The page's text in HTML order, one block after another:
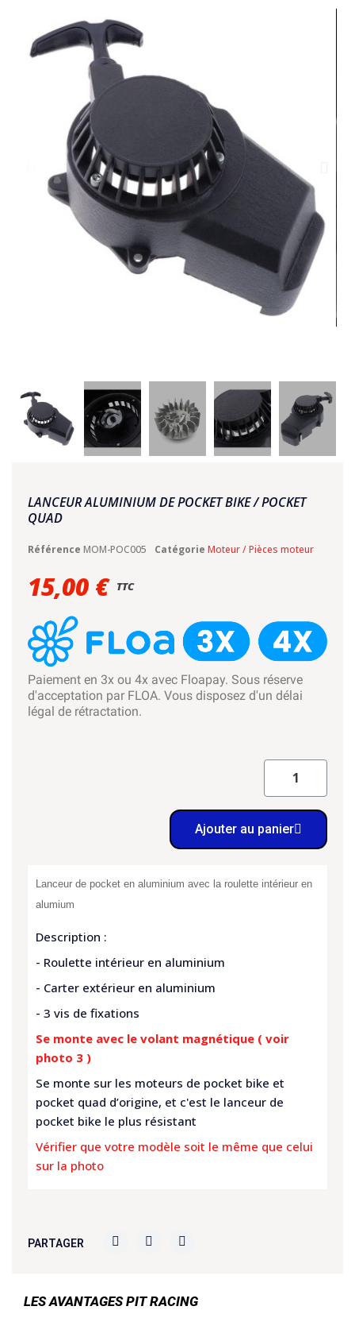
LANCEUR ALUMINIUM DE POCKET BIKE / POCKET
QUAD
Référence MOM-POC005 Catégorie Moteur / Pièces moteur
15,00 € TTC
Paiement en 3x ou 4x avec Floapay. Sous réserve
d'acceptation par FLOA. Vous disposez d'un délai
légal de rétractation.
Ajouter au panier
Lanceur de pocket en aluminium avec la roulette intérieur en
alumium
Description :
- Roulette intérieur en aluminium
- Carter extérieur en aluminium
- 3 vis de fixations
Se monte avec le volant magnétique ( voir
photo 3 )
Se monte sur les moteurs de pocket bike et
pocket quad d’origine, et c'est le lanceur de
pocket bike le plus résistant
Vérifier que votre modèle soit le même que celui
sur la photo
PARTAGER
LES AVANTAGES PIT RACING